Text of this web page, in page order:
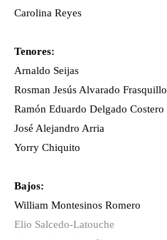
Carolina Reyes
Tenores:
Arnaldo Seijas
Rosman Jesús Alvarado Frasquillo
Ramón Eduardo Delgado Costero
José Alejandro Arria
Yorry Chiquito
Bajos:
William Montesinos Romero
Elio Salcedo-Latouche